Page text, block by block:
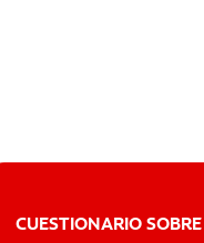
CUESTIONARIO